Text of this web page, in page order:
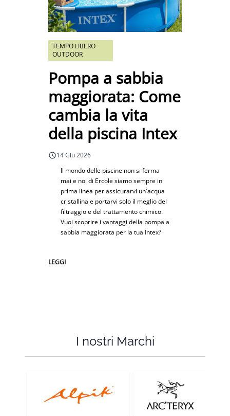
TEMPO LIBERO
OUTDOOR
Pompa a sabbia
maggiorata: Come
cambia la vita
della piscina Intex
14 Giu 2026
Il mondo delle piscine non si ferma
mai e noi di Ercole siamo sempre in
prima linea per assicurarvi un'acqua
cristallina e portarvi solo il meglio del
filtraggio e del trattamento chimico.
Vuoi scoprire i vantaggi della pompa a
sabbia maggiorata per la tua Intex?
LEGGI
I nostri Marchi